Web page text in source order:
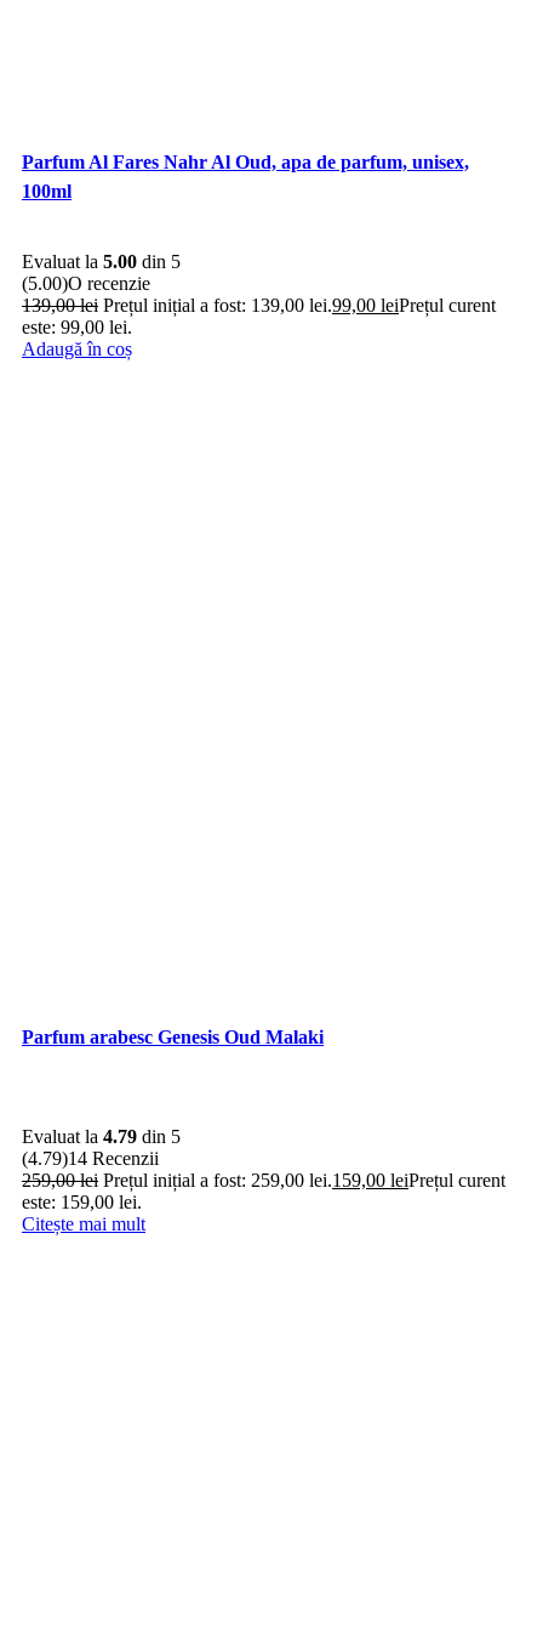
Parfum Al Fares Nahr Al Oud, apa de parfum, unisex,
100ml
Evaluat la 5.00 din 5
(5.00)O recenzie
139,00lei Prețul inițial a fost: 139,00 lei.99,00 leiPrețul curent
este: 99,00 lei.
Adaugă în coș
Parfum arabesc Genesis Oud Malaki
Evaluat la 4.79 din 5
(4.79)14 Recenzii
259,00lei Prețul inițial a fost: 259,00 lei.159,00 leiPrețul curent
este: 159,00 lei.
Citește mai mult